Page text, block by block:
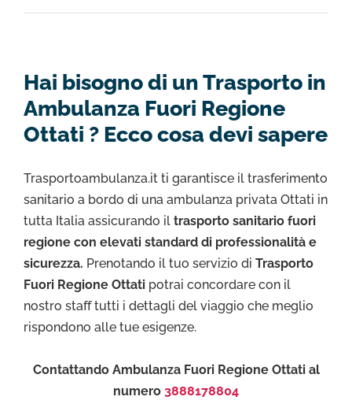
Hai bisogno di un Trasporto in
Ambulanza Fuori Regione
Ottati ? Ecco cosa devi sapere
Trasportoambulanza.it ti garantisce il trasferimento
sanitario a bordo di una ambulanza privata Ottati in
tutta Italia assicurando il trasporto sanitario fuori
regione con elevati standard di professionalità e
sicurezza. Prenotando il tuo servizio di Trasporto
Fuori Regione Ottati potrai concordare con il
nostro staff tutti i dettagli del viaggio che meglio
rispondono alle tue esigenze.
Contattando Ambulanza Fuori Regione Ottati al
numero 3888178804